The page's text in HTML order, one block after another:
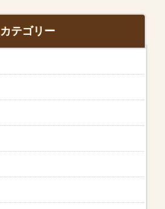
カテゴリー